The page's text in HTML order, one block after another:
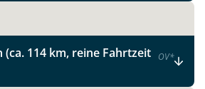
(ca. 114 km, reine Fahrtzeit
OV*